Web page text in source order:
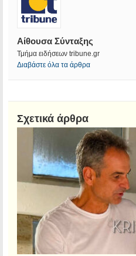
Αίθουσα Σύνταξης
Τμήμα ειδήσεων tribune.gr
Διαβάστε όλα τα άρθρα
Σχετικά άρθρα